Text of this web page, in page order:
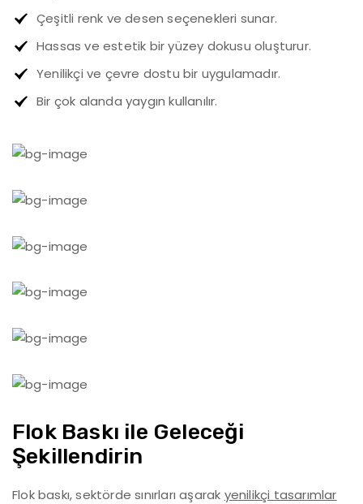
Çeşitli renk ve desen seçenekleri sunar.
Hassas ve estetik bir yüzey dokusu oluşturur.
Yenilikçi ve çevre dostu bir uygulamadır.
Bir çok alanda yaygın kullanılır.
Flok Baskı ile Geleceği
Şekillendirin
Flok baskı, sektörde sınırları aşarak yenilikçi tasarımlar